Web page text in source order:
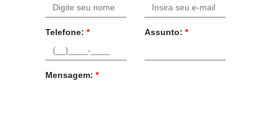
Telefone: * Assunto: *
Mensagem: *